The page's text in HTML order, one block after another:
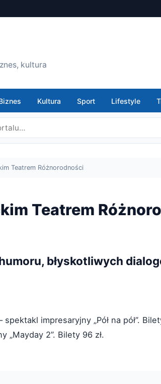
kultura
Kultura Sport Lifestyle
Teatrem Różnorodności
Teatrem
błyskotliwych
spektakl impresaryjny „Pół na pół”.
„Mayday 2”. Bilety 96 zł.